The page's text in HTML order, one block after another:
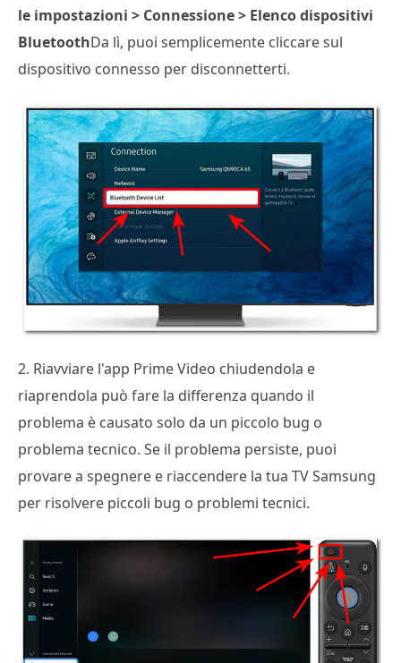
le impostazioni > Connessione > Elenco dispositivi
BluetoothDa lì, puoi semplicemente cliccare sul
dispositivo connesso per disconnetterti.
2. Riavviare l'app Prime Video chiudendola e
riaprendola può fare la differenza quando il
problema è causato solo da un piccolo bug o
problema tecnico. Se il problema persiste, puoi
provare a spegnere e riaccendere la tua TV Samsung
per risolvere piccoli bug o problemi tecnici.